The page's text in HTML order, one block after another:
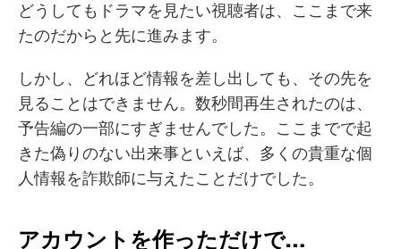
どうしてもドラマを見たい視聴者は、ここまで来
たのだからと先に進みます。
しかし、どれほど情報を差し出しても、その先を
見ることはできません。数秒間再生されたのは、
予告編の一部にすぎませんでした。ここまでで起
きた偽りのない出来事といえば、多くの貴重な個
人情報を詐欺師に与えたことだけでした。
アカウントを作っただけで…